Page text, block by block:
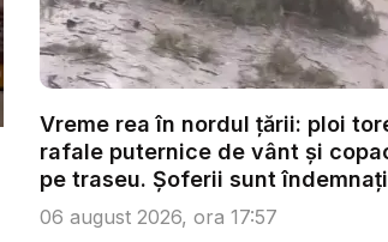
Vreme rea în nordul țării: ploi
rafale puternice de vânt și
pe traseu. Șoferii sunt
condu...
06 august 2026, ora 17:57